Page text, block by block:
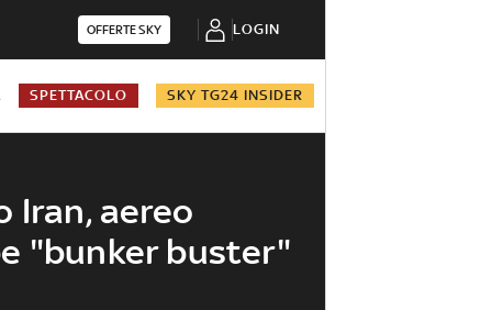
OFFERTE SKY LOGIN
SPETTACOLO SKY TG24 INSIDER
Iran, aereo
"bunker buster"